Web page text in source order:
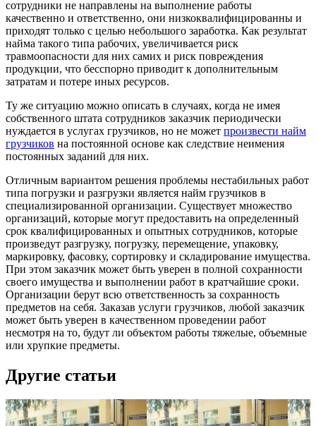
сотрудники не направлены на выполнение работы
качественно и ответственно, они низкоквалифицированны и
приходят только с целью небольшого заработка. Как результат
найма такого типа рабочих, увеличивается риск
травмоопасности для них самих и риск повреждения
продукции, что бесспорно приводит к дополнительным
затратам и потере иных ресурсов.
Ту же ситуацию можно описать в случаях, когда не имея
собственного штата сотрудников заказчик периодически
нуждается в услугах грузчиков, но не может произвести найм
грузчиков на постоянной основе как следствие неимения
постоянных заданий для них.
Отличным вариантом решения проблемы нестабильных работ
типа погрузки и разгрузки является найм грузчиков в
специализированной организации. Существует множество
организаций, которые могут предоставить на определенный
срок квалифицированных и опытных сотрудников, которые
произведут разгрузку, погрузку, перемещение, упаковку,
маркировку, фасовку, сортировку и складирование имущества.
При этом заказчик может быть уверен в полной сохранности
своего имущества и выполнении работ в кратчайшие сроки.
Организации берут всю ответственность за сохранность
предметов на себя. Заказав услуги грузчиков, любой заказчик
может быть уверен в качественном проведении работ
несмотря на то, будут ли объектом работы тяжелые, объемные
или хрупкие предметы.
Другие статьи